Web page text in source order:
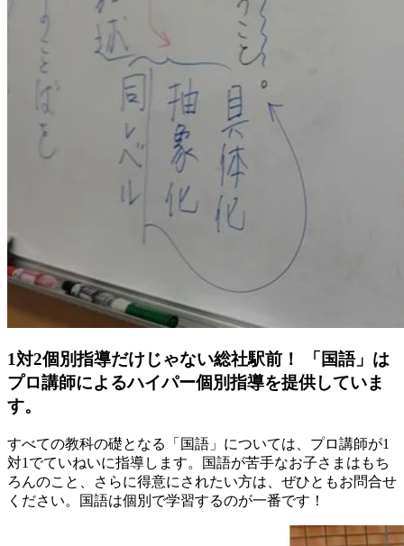
1対2個別指導だけじゃない総社駅前！ 「国語」は
プロ講師によるハイパー個別指導を提供していま
す。
すべての教科の礎となる「国語」については、プロ講師が1
対1でていねいに指導します。国語が苦手なお子さまはもち
ろんのこと、さらに得意にされたい方は、ぜひともお問合せ
ください。国語は個別で学習するのが一番です！